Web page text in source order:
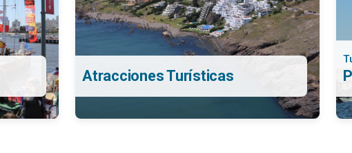
Atracciones Turísticas